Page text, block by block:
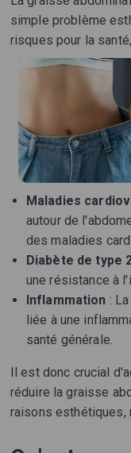
simple problème
risques pour la
Maladies
autour de
des maladies
Diabète de type
une résistance à
Inflammation :
liée à une
santé générale.
Il est donc crucial
réduire la graisse
raisons esthétiques,